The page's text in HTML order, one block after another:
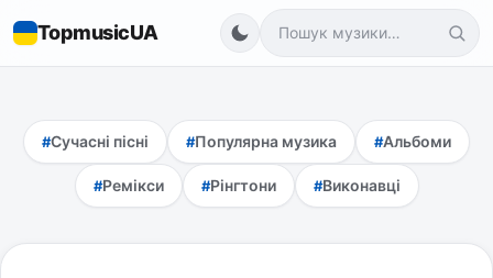
TopmusicUA
Сучасні пісні Популярна музика Альбоми
Ремікси Рінгтони Виконавці